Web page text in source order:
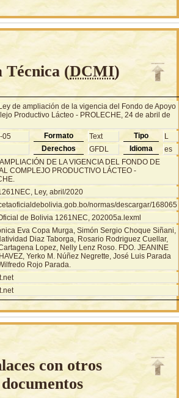
Técnica (DCMI)
de ampliación de la vigencia del Fondo de Apoyo
Productivo Lácteo - PROLECHE, 24 de abril de
05 Formato Text Tipo
L
Derechos GFDL Idioma es
DE LA VIGENCIA DEL FONDO DE
COMPLEJO PRODUCTIVO LÁCTEO -
Ley, abril/2020
normas/descargar/168065
de Bolivia 1261NEC, 202005a.lexml
Eva Copa Murga, Simón Sergio Choque Siñani,
Diaz Taborga, Rosario Rodriguez Cuellar,
Lopez, Nelly Lenz Roso. FDO. JEANINE
Yerko M. Núñez Negrette, José Luis Parada
Rojo Parada.
con otros
documentos